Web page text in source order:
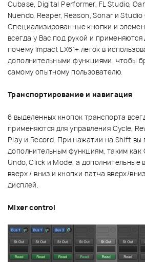
Cubase, Digital Performer, FL Studio,
Nuendo, Reaper, Reason, Sonar и Studio
Специализированные кнопки и
всегда у Вас под рукой и применяются
почему Impact LX61+ легок в
дополнительными функциями, чтобы
самому опытному пользователю.
Транспортирование и навигация
6 выделенных кнопок транспорта
применяются для управления Cycle,
Play и Record. При нажатии на Shift вы
дополнительным функциям, таким как
Undo, Click и Mode, а дополнительные
вверх / вниз и кнопки патча вверх/
дисплей.
Mixer control